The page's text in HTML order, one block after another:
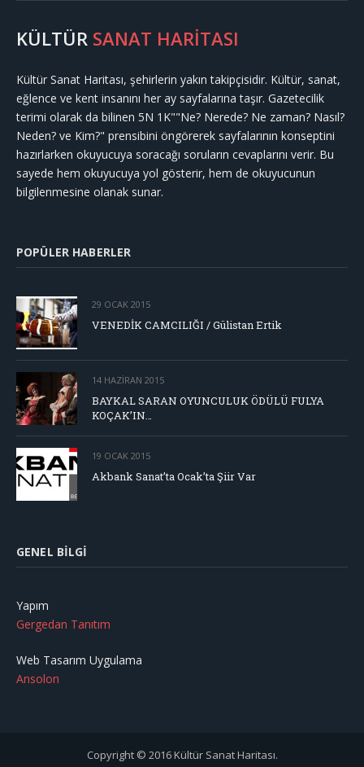
KÜLTÜR SANAT HARİTASI
Kültür Sanat Haritası, şehirlerin yakın takipçisidir. Kültür, sanat,
eğlence ve kent insanını her ay sayfalarına taşır. Gazetecilik
terimi olarak da bilinen 5N 1K""Ne? Nerede? Ne zaman? Nasıl?
Neden? ve Kim?" prensibini öngörerek sayfalarının konseptini
hazırlarken okuyucuya soracağı soruların cevaplarını verir. Bu
sayede hem okuyucuya yol gösterir, hem de okuyucunun
bilgilenmesine olanak sunar.
POPÜLER HABERLER
29 OCAK 2015
VENEDİK CAMCILIĞI / Gülistan Ertik
14 HAZIRAN 2015
BAYKAL SARAN OYUNCULUK ÖDÜLÜ FULYA
KOÇAK’IN…
19 OCAK 2015
Akbank Sanat’ta Ocak’ta Şiir Var
GENEL BILGI
Yapım
Gergedan Tanıtım
Web Tasarım Uygulama
Ansolon
Copyright © 2016 Kültür Sanat Haritası.